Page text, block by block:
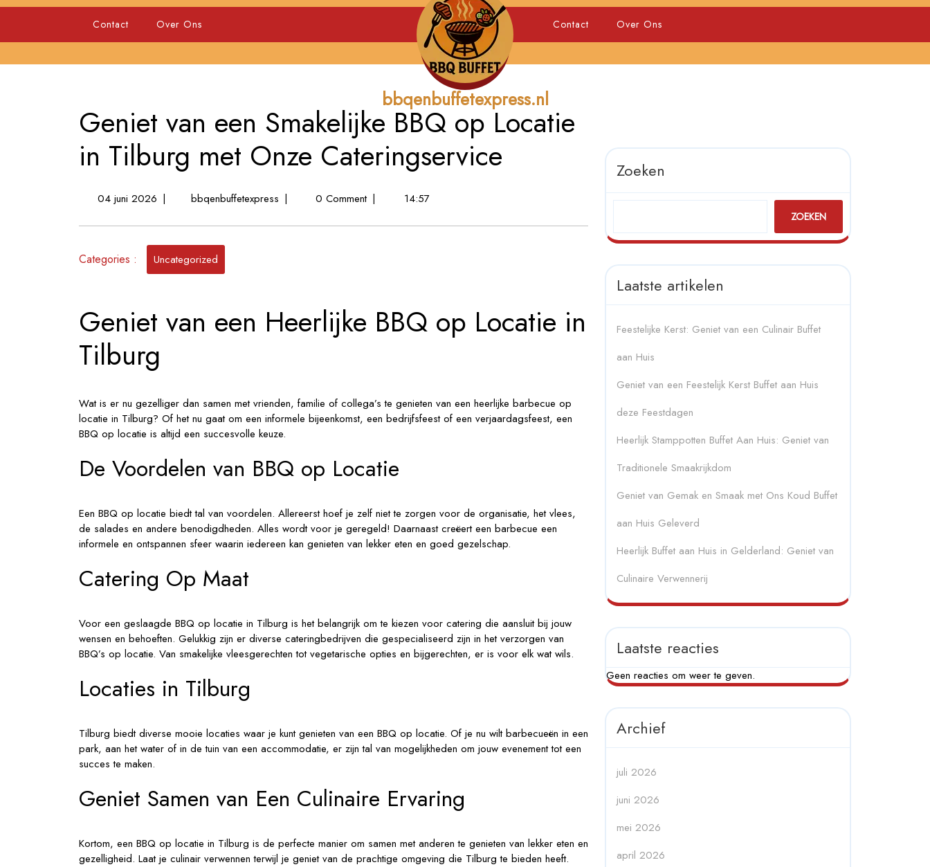
Skip
Contact Over Ons
bbqenbuffetexpress.nl
Contact Over Ons
Geniet van een Smakelijke BBQ op Locatie
in Tilburg met Onze Cateringservice
04 juni 202604
2026
| bbqenbuffetexpressGeniet
een
Tilburg
met
| 0 Comment | 14:57
Categories : Uncategorized
Geniet van een Heerlijke BBQ op Locatie in
Tilburg
Wat is er nu gezelliger dan samen met vrienden, familie of collega’s te genieten van een heerlijke barbecue op
locatie in Tilburg? Of het nu gaat om een informele bijeenkomst, een bedrijfsfeest of een verjaardagsfeest, een
BBQ op locatie is altijd een succesvolle keuze.
De Voordelen van BBQ op Locatie
Een BBQ op locatie biedt tal van voordelen. Allereerst hoef je zelf niet te zorgen voor de organisatie, het vlees,
de salades en andere benodigdheden. Alles wordt voor je geregeld! Daarnaast creëert een barbecue een
informele en ontspannen sfeer waarin iedereen kan genieten van lekker eten en goed gezelschap.
Catering Op Maat
Voor een geslaagde BBQ op locatie in Tilburg is het belangrijk om te kiezen voor catering die aansluit bij jouw
wensen en behoeften. Gelukkig zijn er diverse cateringbedrijven die gespecialiseerd zijn in het verzorgen van
BBQ’s op locatie. Van smakelijke vleesgerechten tot vegetarische opties en bijgerechten, er is voor elk wat wils.
Locaties in Tilburg
Tilburg biedt diverse mooie locaties waar je kunt genieten van een BBQ op locatie. Of je nu wilt barbecueën in een
park, aan het water of in de tuin van een accommodatie, er zijn tal van mogelijkheden om jouw evenement tot een
succes te maken.
Geniet Samen van Een Culinaire Ervaring
Kortom, een BBQ op locatie in Tilburg is de perfecte manier om samen met anderen te genieten van lekker eten en
gezelligheid. Laat je culinair verwennen terwijl je geniet van de prachtige omgeving die Tilburg te bieden heeft.
Zoeken
ZOEKEN
Laatste artikelen
Feestelijke Kerst: Geniet van een Culinair Buffet
aan Huis
Geniet van een Feestelijk Kerst Buffet aan Huis
deze Feestdagen
Heerlijk Stamppotten Buffet Aan Huis: Geniet van
Traditionele Smaakrijkdom
Geniet van Gemak en Smaak met Ons Koud Buffet
aan Huis Geleverd
Heerlijk Buffet aan Huis in Gelderland: Geniet van
Culinaire Verwennerij
Laatste reacties
Geen reacties om weer te geven.
Archief
juli 2026
juni 2026
mei 2026
april 2026